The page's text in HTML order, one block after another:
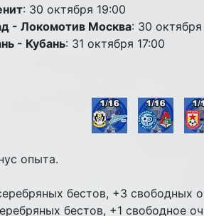
: 30 октября 19:00
- Локомотив Москва: 30
- Кубань: 31 октября 17:00
опыта.
бестов, +3 свободных
бестов, +1 свободное